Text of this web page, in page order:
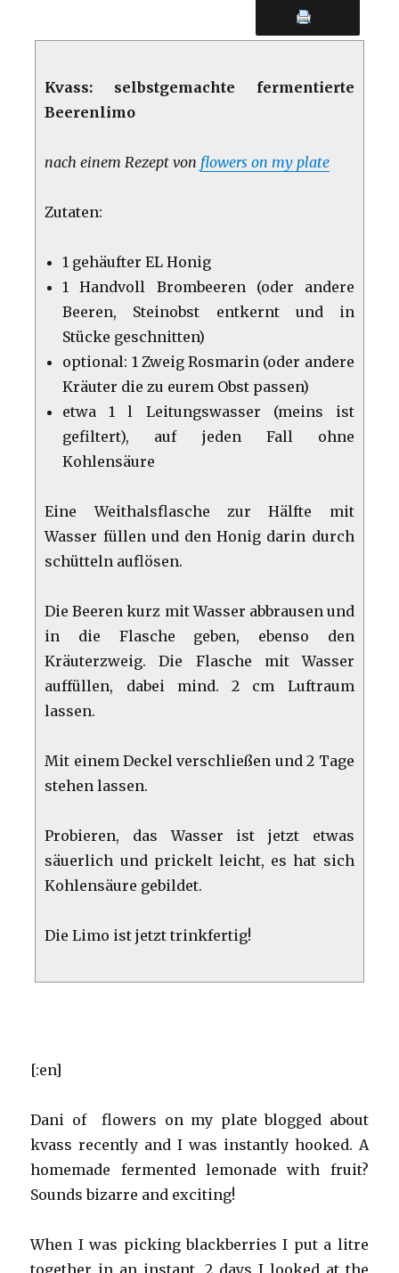
Kvass: selbstgemachte fermentierte
Beerenlimo
nach einem Rezept von flowers on my plate
Zutaten:
1 gehäufter EL Honig
1 Handvoll Brombeeren (oder andere
Beeren, Steinobst entkernt und in
Stücke geschnitten)
optional: 1 Zweig Rosmarin (oder andere
Kräuter die zu eurem Obst passen)
etwa 1 l Leitungswasser (meins ist
gefiltert), auf jeden Fall ohne
Kohlensäure
Eine Weithalsflasche zur Hälfte mit
Wasser füllen und den Honig darin durch
schütteln auflösen.
Die Beeren kurz mit Wasser abbrausen und
in die Flasche geben, ebenso den
Kräuterzweig. Die Flasche mit Wasser
auffüllen, dabei mind. 2 cm Luftraum
lassen.
Mit einem Deckel verschließen und 2 Tage
stehen lassen.
Probieren, das Wasser ist jetzt etwas
säuerlich und prickelt leicht, es hat sich
Kohlensäure gebildet.
Die Limo ist jetzt trinkfertig!
[:en]
Dani of flowers on my plate blogged about
kvass recently and I was instantly hooked. A
homemade fermented lemonade with fruit?
Sounds bizarre and exciting!
When I was picking blackberries I put a litre
together in an instant. 2 days I looked at the